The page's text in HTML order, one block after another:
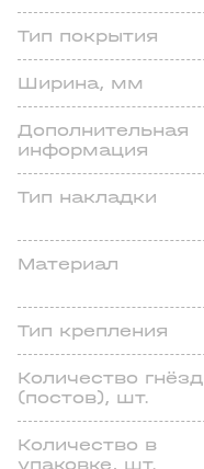
Тип покрытия
Ширина, мм
Дополнительная
информация
Тип накладки
Материал
Тип крепления
Количество гнёзд
(постов), шт.
Количество в
упаковке, шт.